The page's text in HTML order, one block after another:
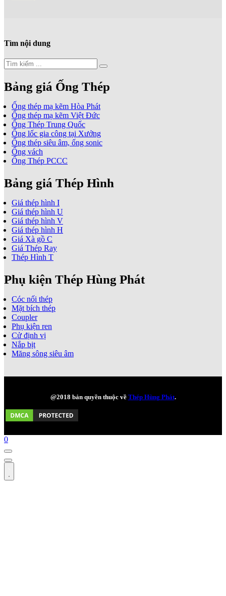
Tìm nội dung
Bảng giá Ống Thép
Ống thép mạ kẽm Hòa Phát
Ống thép mạ kẽm Việt Đức
Ống Thép Trung Quốc
Ống lốc gia công tại Xưởng
Ống thép siêu âm, ống sonic
Ống vách
Ống Thép PCCC
Bảng giá Thép Hình
Giá thép hình I
Giá thép hình U
Giá thép hình V
Giá thép hình H
Giá Xà gồ C
Giá Thép Ray
Thép Hình T
Phụ kiện Thép Hùng Phát
Cóc nối thép
Mặt bích thép
Coupler
Phụ kiện ren
Cử định vị
Nắp bịt
Măng sông siêu âm
@2018 bản quyền thuộc về Thép Hùng Phát.
0